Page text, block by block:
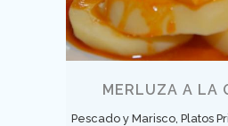
MERLUZA A LA
Pescado y Marisco, Platos